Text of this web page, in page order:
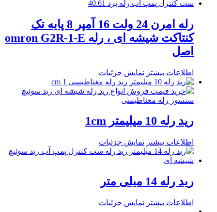
رله امرن 24 ولت 16 آمپر 8 پایه تک
کنتاکت شیشه ای ، رله omron G2R-1-E
اصل
اطلاعات بیشتر نمایش جزئیات
رید رله 10 میلیمتر 1cm
اطلاعات بیشتر نمایش جزئیات
رید رله 14 میلی متر
اطلاعات بیشتر نمایش جزئیات